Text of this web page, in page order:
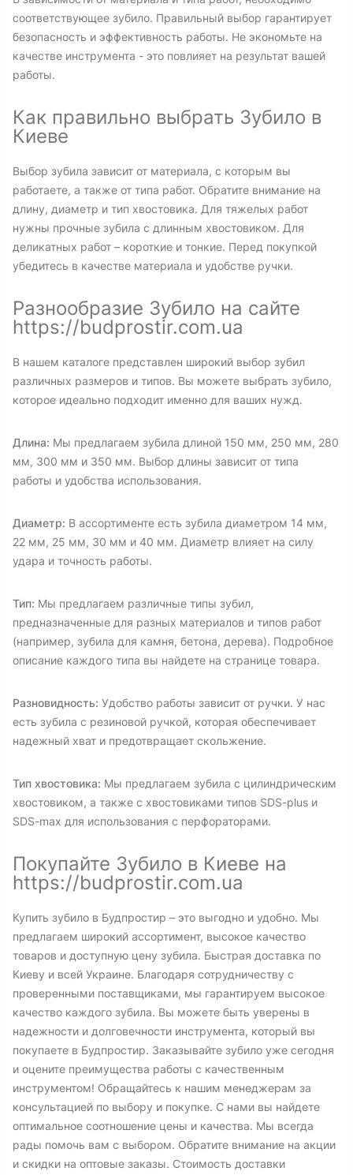
соответствующее зубило. Правильный выбор гарантирует
безопасность и эффективность работы. Не экономьте на
качестве инструмента - это повлияет на результат вашей
работы.
Как правильно выбрать Зубило в
Киеве
Выбор зубила зависит от материала, с которым вы
работаете, а также от типа работ. Обратите внимание на
длину, диаметр и тип хвостовика. Для тяжелых работ
нужны прочные зубила с длинным хвостовиком. Для
деликатных работ – короткие и тонкие. Перед покупкой
убедитесь в качестве материала и удобстве ручки.
Разнообразие Зубило на сайте
https://budprostir.com.ua
В нашем каталоге представлен широкий выбор зубил
различных размеров и типов. Вы можете выбрать зубило,
которое идеально подходит именно для ваших нужд.
Длина: Мы предлагаем зубила длиной 150 мм, 250 мм, 280
мм, 300 мм и 350 мм. Выбор длины зависит от типа
работы и удобства использования.
Диаметр: В ассортименте есть зубила диаметром 14 мм,
22 мм, 25 мм, 30 мм и 40 мм. Диаметр влияет на силу
удара и точность работы.
Тип: Мы предлагаем различные типы зубил,
предназначенные для разных материалов и типов работ
(например, зубила для камня, бетона, дерева). Подробное
описание каждого типа вы найдете на странице товара.
Разновидность: Удобство работы зависит от ручки. У нас
есть зубила с резиновой ручкой, которая обеспечивает
надежный хват и предотвращает скольжение.
Тип хвостовика: Мы предлагаем зубила с цилиндрическим
хвостовиком, а также с хвостовиками типов SDS-plus и
SDS-max для использования с перфораторами.
Покупайте Зубило в Киеве на
https://budprostir.com.ua
Купить зубило в Будпростир – это выгодно и удобно. Мы
предлагаем широкий ассортимент, высокое качество
товаров и доступную цену зубила. Быстрая доставка по
Киеву и всей Украине. Благодаря сотрудничеству с
проверенными поставщиками, мы гарантируем высокое
качество каждого зубила. Вы можете быть уверены в
надежности и долговечности инструмента, который вы
покупаете в Будпростир. Заказывайте зубило уже сегодня
и оцените преимущества работы с качественным
инструментом! Обращайтесь к нашим менеджерам за
консультацией по выбору и покупке. С нами вы найдете
оптимальное соотношение цены и качества. Мы всегда
рады помочь вам с выбором. Обратите внимание на акции
и скидки на оптовые заказы. Стоимость доставки